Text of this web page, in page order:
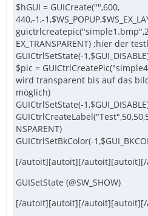
$hGUI = GUICreate("",600,
440,-1,-
EX_TRANSPARENT) ;hier der
GUICtrlSetState(-
$pic =
wird transparent bis auf das
möglich)
GUICtrlSetState(-
NSPARENT)
GUICtrlSetBkColor(-
[/autoit][autoit][/
GUISetState (@SW_SHOW)
[/autoit][autoit][/